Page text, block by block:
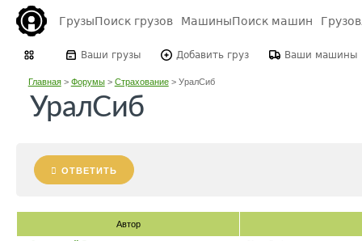
ГрузыПоиск грузов МашиныПоиск машин
Ваши грузы Добавить груз Ваши машины
Главная> Форумы> Страхование> УралСиб
УралСиб
ОТВЕТИТЬ
Автор